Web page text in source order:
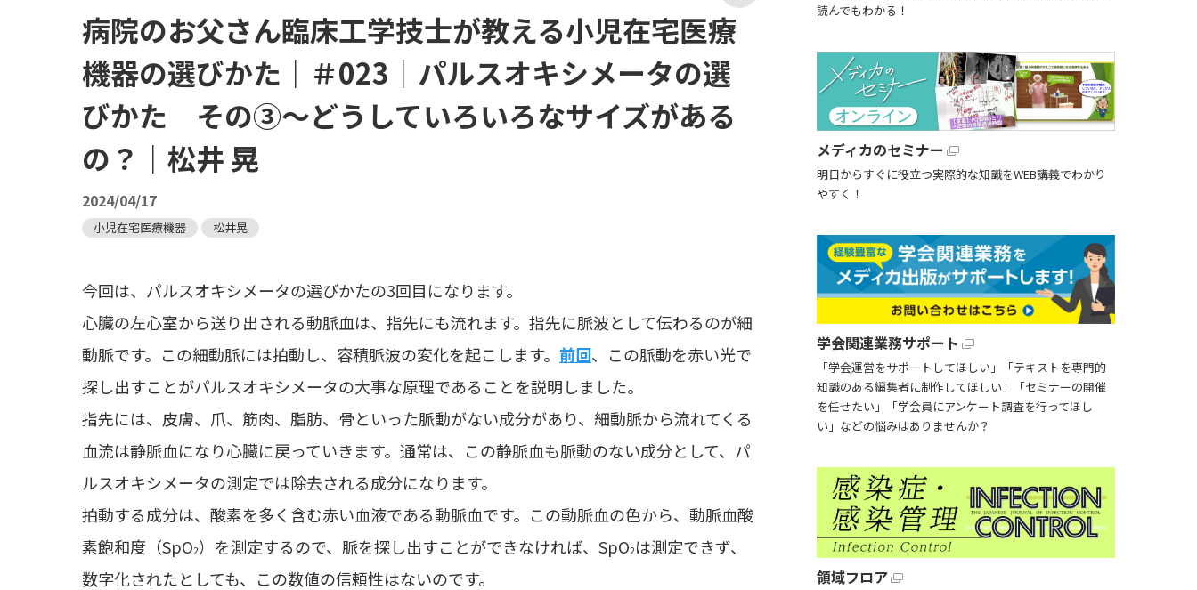
病院のお父さん臨床工学技士が教える小児在宅医療
機器の選びかた｜＃023｜パルスオキシメータの選
びかた その③～どうしていろいろなサイズがある
の？｜松井 晃
2024/04/17
小児在宅医療機器 松井晃
今回は、パルスオキシメータの選びかたの3回目になります。
心臓の左心室から送り出される動脈血は、指先にも流れます。指先に脈波として伝わるのが細
動脈です。この細動脈には拍動し、容積脈波の変化を起こします。 前回、この脈動を赤い光で
探し出すことがパルスオキシメータの大事な原理であることを説明しました。
指先には、皮膚、爪、筋肉、脂肪、骨といった脈動がない成分があり、細動脈から流れてくる
血流は静脈血になり心臓に戻っていきます。通常は、この静脈血も脈動のない成分として、パ
ルスオキシメータの測定では除去される成分になります。
拍動する成分は、酸素を多く含む赤い血液である動脈血です。この動脈血の色から、動脈血酸
素飽和度（SpO2）を測定するので、脈を探し出すことができなければ、SpO2は測定できず、
数字化されたとしても、この数値の信頼性はないのです。
読んでもわかる！
メディカのセミナー
明日からすぐに役立つ実際的な知識をWEB講義でわかり
やすく！
学会関連業務サポート
「学会運営をサポートしてほしい」「テキストを専門的
知識のある編集者に制作してほしい」「セミナーの開催
を任せたい」「学会員にアンケート調査を行ってほし
い」などの悩みはありませんか？
領域フロア